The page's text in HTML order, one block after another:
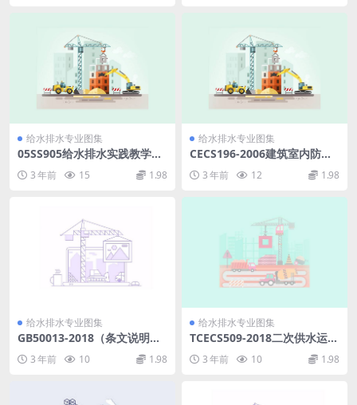
给水排水专业图集
05SS905给水排水实践教学及
3 年前 15 1.98
给水排水专业图集
CECS196-2006建筑室内防水
3 年前 12 1.98
给水排水专业图集
GB50013-2018（条文说明）.
3 年前 10 1.98
给水排水专业图集
TCECS509-2018二次供水运行
3 年前 10 1.98